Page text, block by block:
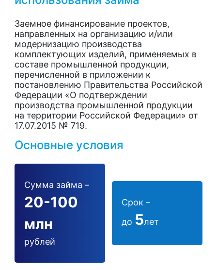
Заемное финансирование проектов,
направленных на организацию и/или
модернизацию производства
комплектующих изделий, применяемых в
составе промышленной продукции,
перечисленной в приложении к
постановлению Правительства Российской
Федерации «О подтверждении
производства промышленной продукции
на территории Российской Федерации» от
17.07.2015 № 719.
Основные условия
Сумма займа –
20-100
млн
рублей
Срок –
до 5лет